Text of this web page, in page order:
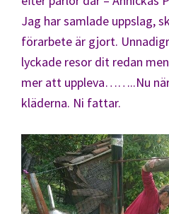
Jag har samlade uppslag,
förarbete är gjort.
lyckade resor dit redan
mer att uppleva……..Nu
kläderna. Ni fattar.